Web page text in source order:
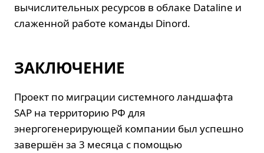
вычислительных ресурсов в облаке Dataline и
слаженной работе команды Dinord.
ЗАКЛЮЧЕНИЕ
Проект по миграции системного ландшафта
SAP на территорию РФ для
энергогенерирующей компании был успешно
завершён за 3 месяца с помощью